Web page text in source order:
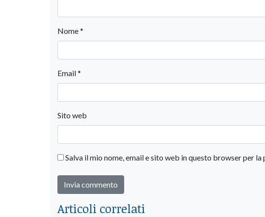
Nome*
Email*
Sito web
Salva il mio nome, email e sito web in questo browser per
Articoli correlati